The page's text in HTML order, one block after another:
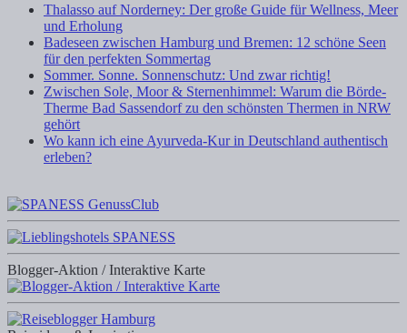
Thalasso auf Norderney: Der große Guide für Wellness, Meer
und Erholung
Badeseen zwischen Hamburg und Bremen: 12 schöne Seen
für den perfekten Sommertag
Sommer. Sonne. Sonnenschutz: Und zwar richtig!
Zwischen Sole, Moor & Sternenhimmel: Warum die Börde-
Therme Bad Sassendorf zu den schönsten Thermen in NRW
gehört
Wo kann ich eine Ayurveda-Kur in Deutschland authentisch
erleben?
Blogger-Aktion / Interaktive Karte